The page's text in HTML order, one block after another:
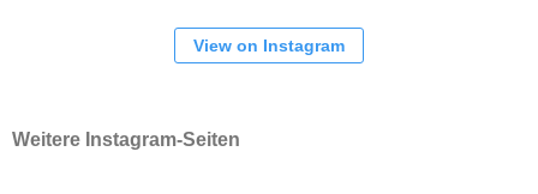
View on Instagram
Weitere Instagram-Seiten